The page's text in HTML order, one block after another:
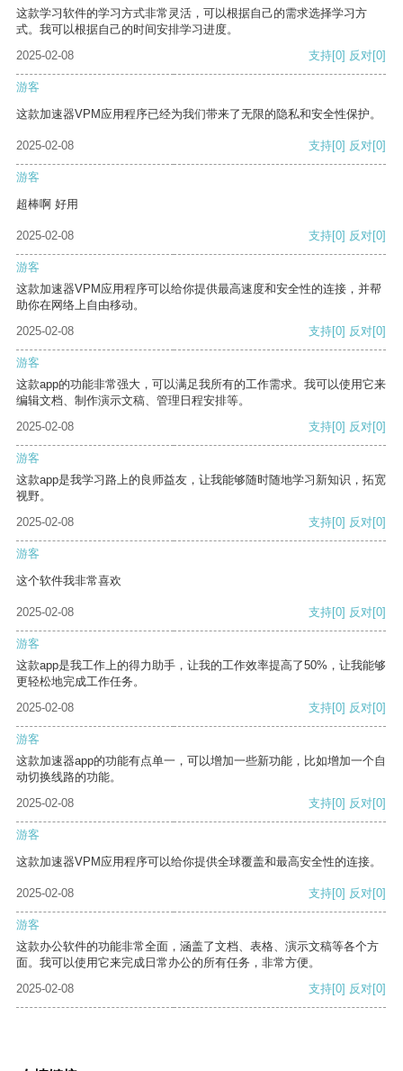
这款学习软件的学习方式非常灵活，可以根据自己的需求选择学习方
式。我可以根据自己的时间安排学习进度。
2025-02-08
支持[0] 反对[0]
游客
这款加速器VPM应用程序已经为我们带来了无限的隐私和安全性保护。
2025-02-08 支持[0] 反对[0]
游客
超棒啊 好用
2025-02-08 支持[0] 反对[0]
游客
这款加速器VPM应用程序可以给你提供最高速度和安全性的连接，并帮
助你在网络上自由移动。
2025-02-08
支持[0] 反对[0]
游客
这款app的功能非常强大，可以满足我所有的工作需求。我可以使用它来
编辑文档、制作演示文稿、管理日程安排等。
2025-02-08
支持[0] 反对[0]
游客
这款app是我学习路上的良师益友，让我能够随时随地学习新知识，拓宽
视野。
2025-02-08
支持[0] 反对[0]
游客
这个软件我非常喜欢
2025-02-08 支持[0] 反对[0]
游客
这款app是我工作上的得力助手，让我的工作效率提高了50%，让我能够
更轻松地完成工作任务。
2025-02-08
支持[0] 反对[0]
游客
这款加速器app的功能有点单一，可以增加一些新功能，比如增加一个自
动切换线路的功能。
2025-02-08
支持[0] 反对[0]
游客
这款加速器VPM应用程序可以给你提供全球覆盖和最高安全性的连接。
2025-02-08 支持[0] 反对[0]
游客
这款办公软件的功能非常全面，涵盖了文档、表格、演示文稿等各个方
面。我可以使用它来完成日常办公的所有任务，非常方便。
2025-02-08
支持[0] 反对[0]